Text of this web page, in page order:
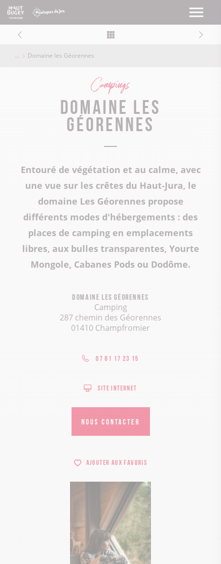
Domaine les Géorennes
Campings
Domaine les
Géorennes
Entouré de végétation et au calme, avec
une vue sur les crêtes du Haut-Jura, le
domaine Les Géorennes propose
différents modes d'hébergements : des
places de camping en emplacements
libres, aux bulles transparentes, Yourte
Mongole, Cabanes Pods ou Dodôme.
Domaine les Géorennes
Camping
287 chemin des Géorennes
01410 Champfromier
07 81 17 23 15
Site internet
NOUS CONTACTER
Ajouter aux favoris